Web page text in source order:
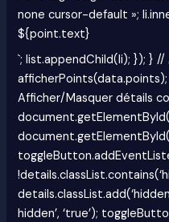
none cursor-default »;
${point.text}
`; list.appendChild(li); }); }
Afficher/Masquer détails
hidden’, ‘true’);